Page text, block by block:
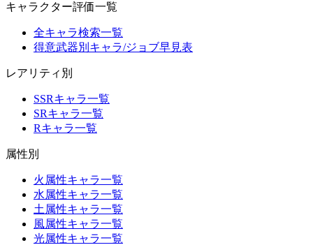
キャラクター評価一覧
全キャラ検索一覧
得意武器別キャラ/ジョブ早見表
レアリティ別
SSRキャラ一覧
SRキャラ一覧
Rキャラ一覧
属性別
火属性キャラ一覧
水属性キャラ一覧
土属性キャラ一覧
風属性キャラ一覧
光属性キャラ一覧